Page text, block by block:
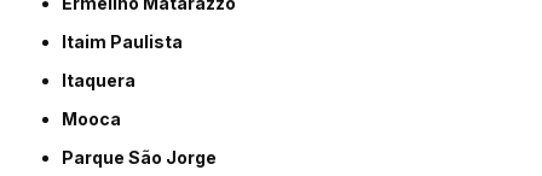
Itaim Paulista
Itaquera
Mooca
Parque São Jorge